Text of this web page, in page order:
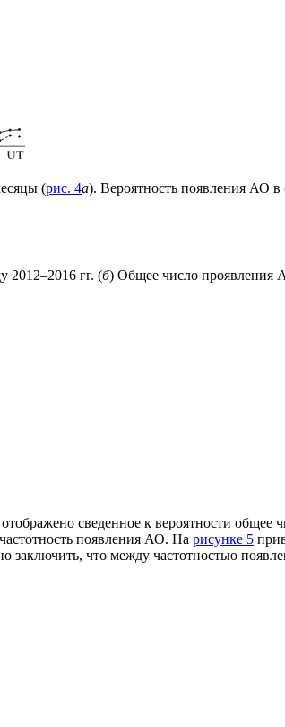
(рис. 4а). Вероятность появления АО
2012–2016 гг. (б) Общее число проявления
отображено сведенное к вероятности
появления АО. На рисунке 5
заключить, что между частотностью